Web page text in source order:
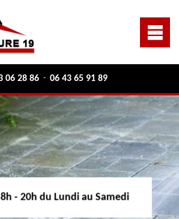
06 28 86 - 06 43 65 91 89
8h - 20h du Lundi au Samedi